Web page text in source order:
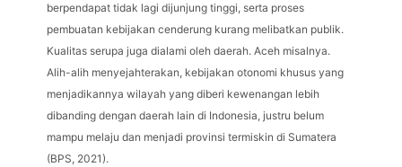
berpendapat tidak lagi dijunjung tinggi, serta proses
pembuatan kebijakan cenderung kurang melibatkan publik.
Kualitas serupa juga dialami oleh daerah. Aceh misalnya.
Alih-alih menyejahterakan, kebijakan otonomi khusus yang
menjadikannya wilayah yang diberi kewenangan lebih
dibanding dengan daerah lain di Indonesia, justru belum
mampu melaju dan menjadi provinsi termiskin di Sumatera
(BPS, 2021).